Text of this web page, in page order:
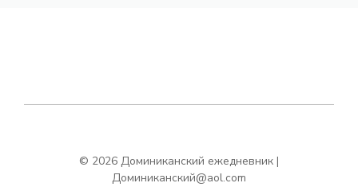
© 2026 Доминиканский ежедневник |
Доминиканский@aol.com